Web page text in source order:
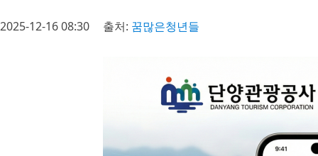
2025-12-16 08:30 출처: 꿈많은청년들